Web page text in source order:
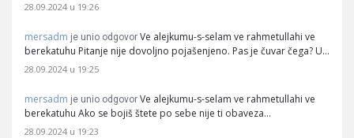
28.09.2024 u 19:26
mersadm je unio odgovor Ve alejkumu-s-selam ve rahmetullahi ve
berekatuhu Pitanje nije dovoljno pojašenjeno. Pas je čuvar čega? U…
28.09.2024 u 19:25
mersadm je unio odgovor Ve alejkumu-s-selam ve rahmetullahi ve
berekatuhu Ako se bojiš štete po sebe nije ti obaveza…
28.09.2024 u 19:23